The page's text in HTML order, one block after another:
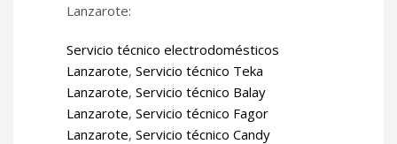
Lanzarote:
Servicio técnico electrodomésticos
Lanzarote, Servicio técnico Teka
Lanzarote, Servicio técnico Balay
Lanzarote, Servicio técnico Fagor
Lanzarote, Servicio técnico Candy